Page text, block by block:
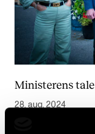
Ministerens tale
28. aug. 2024